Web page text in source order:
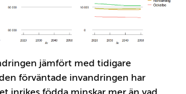
jämfört med tidigare
förväntade invandringen har